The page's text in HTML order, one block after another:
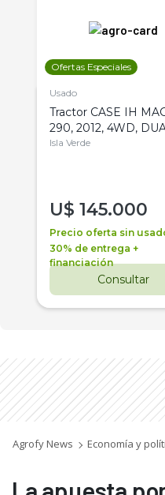
Ofertas Especiales
Usado
Tractor CASE IH
290, 2012, 4WD,
Isla Verde
U$ 145.000
Precio oferta sin
30% de entrega +
financiación
Consultar
Agrofy News Economía y